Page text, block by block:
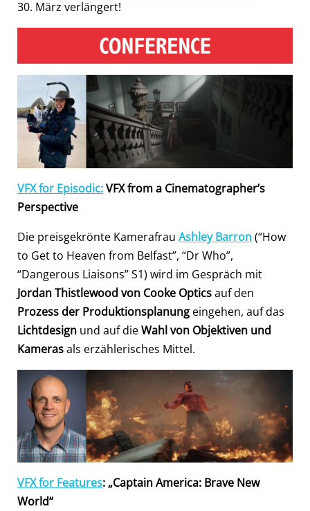
30. März verlängert!
VFX for Episodic:VFX from a Cinematographer’s
Perspective
Die preisgekrönte Kamerafrau Ashley Barron(“How
to Get to Heaven from Belfast”, “Dr Who”,
“Dangerous Liaisons” S1) wird im Gespräch mit
Jordan Thistlewood von Cooke Opticsauf den
Prozess der Produktionsplanung eingehen, auf das
Lichtdesign und auf dieWahl von Objektiven und
Kamerasals erzählerisches Mittel.
VFX for Features: „Captain America: Brave New
World“